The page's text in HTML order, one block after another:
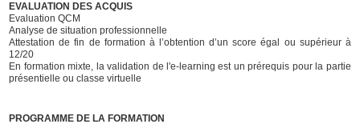
EVALUATION DES ACQUIS
Evaluation QCM
Analyse de situation professionnelle
Attestation de fin de formation à l’obtention d’un score égal ou supérieur à
12/20
En formation mixte, la validation de l'e-learning est un prérequis pour la partie
présentielle ou classe virtuelle
PROGRAMME DE LA FORMATION